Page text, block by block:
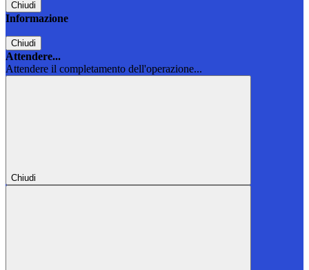
Chiudi
Informazione
Chiudi
Attendere...
Attendere il completamento dell'operazione...
Chiudi